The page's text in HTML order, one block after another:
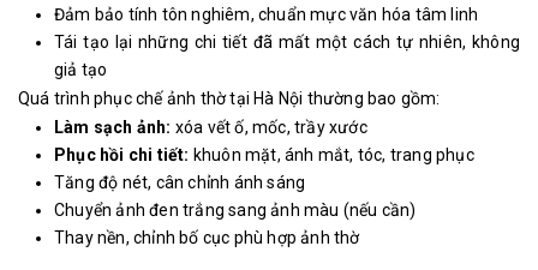
Đảm bảo tính tôn nghiêm, chuẩn mực văn hóa tâm linh
Tái tạo lại những chi tiết đã mất một cách tự nhiên, không
giả tạo
Quá trình phục chế ảnh thờ tại Hà Nội thường bao gồm:
Làm sạch ảnh: xóa vết ố, mốc, trầy xước
Phục hồi chi tiết: khuôn mặt, ánh mắt, tóc, trang phục
Tăng độ nét, cân chỉnh ánh sáng
Chuyển ảnh đen trắng sang ảnh màu (nếu cần)
Thay nền, chỉnh bố cục phù hợp ảnh thờ